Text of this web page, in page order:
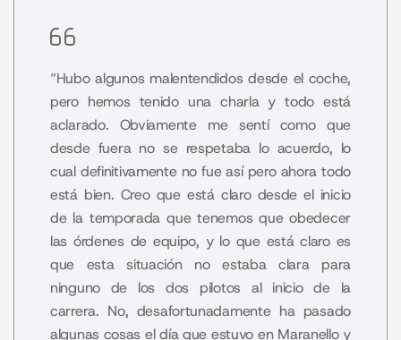
“Hubo algunos malentendidos desde el coche,
pero hemos tenido una charla y todo está
aclarado. Obviamente me sentí como que
desde fuera no se respetaba lo acuerdo, lo
cual definitivamente no fue así pero ahora todo
está bien. Creo que está claro desde el inicio
de la temporada que tenemos que obedecer
las órdenes de equipo, y lo que está claro es
que esta situación no estaba clara para
ninguno de los dos pilotos al inicio de la
carrera. No, desafortunadamente ha pasado
algunas cosas el día que estuvo en Maranello y